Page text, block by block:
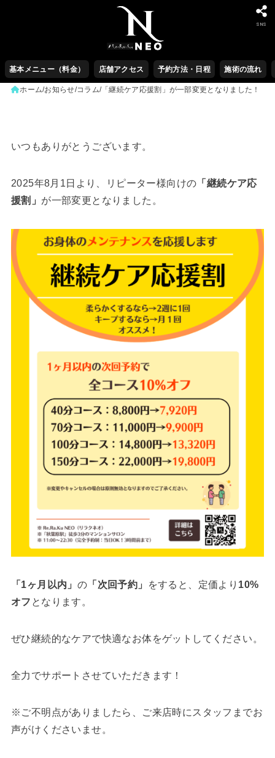
基本メニュー（料金） 店舗アクセス 予約方法・日程 施術の流れ
SNS
ホーム お知らせ/コラム 「継続ケア応援割」が一部変更となりました！
いつもありがとうございます。
2025年8月1日より、リピーター様向けの 「継続ケア応
援割」 が一部変更となりました。
「1ヶ月以内」 の 「次回予約」 をすると、定価より 10%
オフ となります。
ぜひ継続的なケアで快適なお体をゲットしてください。
全力でサポートさせていただきます！
※ご不明点がありましたら、ご来店時にスタッフまでお
声がけくださいませ。